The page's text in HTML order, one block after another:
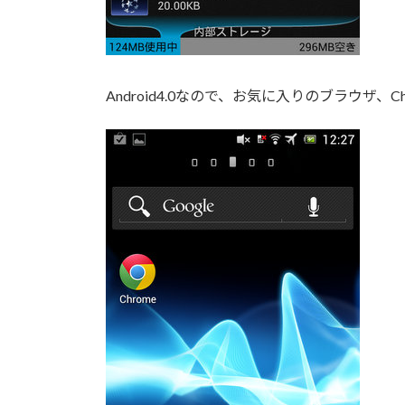
Android4.0なので、お気に入りのブラウザ、